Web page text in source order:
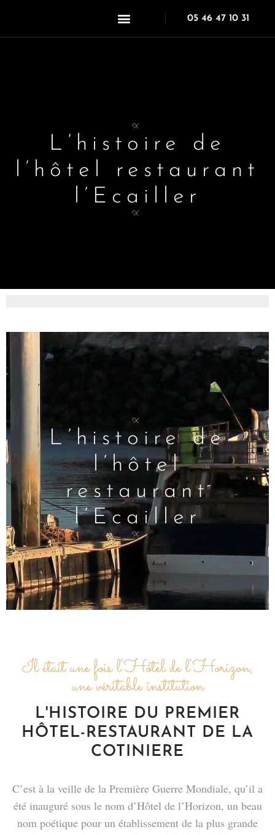
05 46 47 10 31
X
L’histoire de
l’hôtel restaurant
l’Ecailler
X
X
L’histoire de
l’hôtel
restaurant
l’Ecailler
X
Il était une fois l'Hôtel de l'Horizon,
une véritable institution
L'HISTOIRE DU PREMIER
HÔTEL-RESTAURANT DE LA
COTINIERE
C’est à la veille de la Première Guerre Mondiale, qu’il a
été inauguré sous le nom d’Hôtel de l’Horizon, un beau
nom poétique pour un établissement de la plus grande